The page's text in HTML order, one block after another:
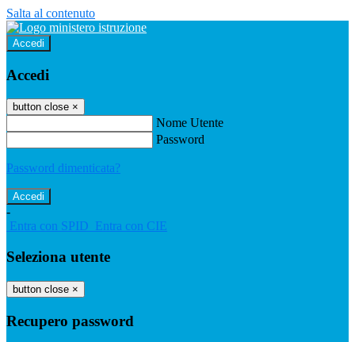
Salta al contenuto
Accedi
Accedi
button close ×
Nome Utente
Password
Password dimenticata?
-
Entra con SPID Entra con CIE
Seleziona utente
button close ×
Recupero password